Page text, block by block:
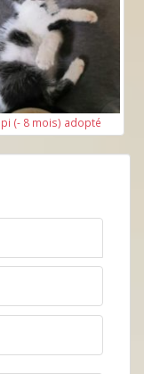
(- 8 mois) adopté